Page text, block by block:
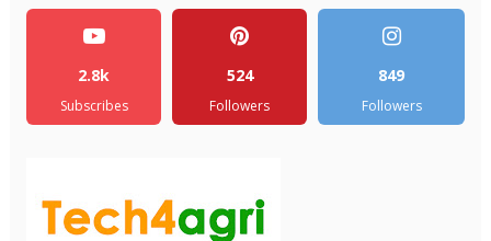
2.8k
Subscribes
524
Followers
849
Followers